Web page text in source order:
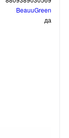
BeauuGreen
да